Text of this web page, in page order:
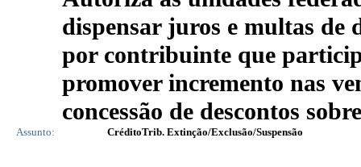
dispensar juros e multas de
por contribuinte que
promover incremento nas
concessão de descontos
Assunto: CréditoTrib. Extinção/Exclusão/Suspensão